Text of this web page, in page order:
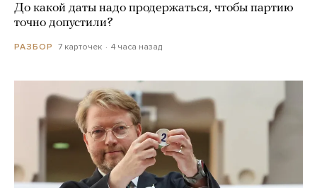
До какой даты надо продержаться, чтобы партию
точно допустили?
РАЗБОР 7 карточек 4 часа назад